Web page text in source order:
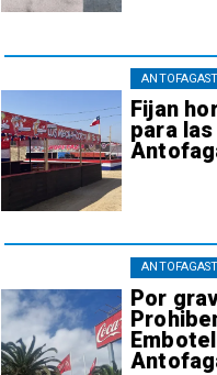
Fijan
para
Por